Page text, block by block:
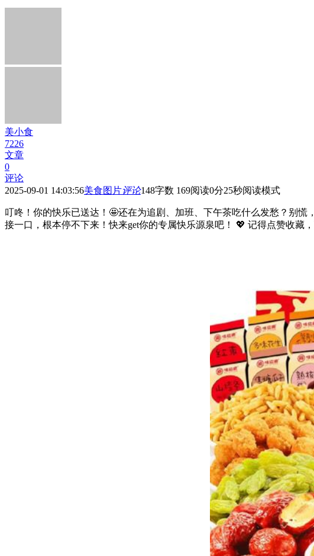
美小食
7226
文章
0
评论
2025-09-01 14:03:56美食图片评论148字数 169阅读0分25秒阅读模式
叮咚！你的快乐已送达！🤩还在为追剧、加班、下午茶吃什么发愁？别
接一口，根本停不下来！快来get你的专属快乐源泉吧！ 💖 记得点赞收藏